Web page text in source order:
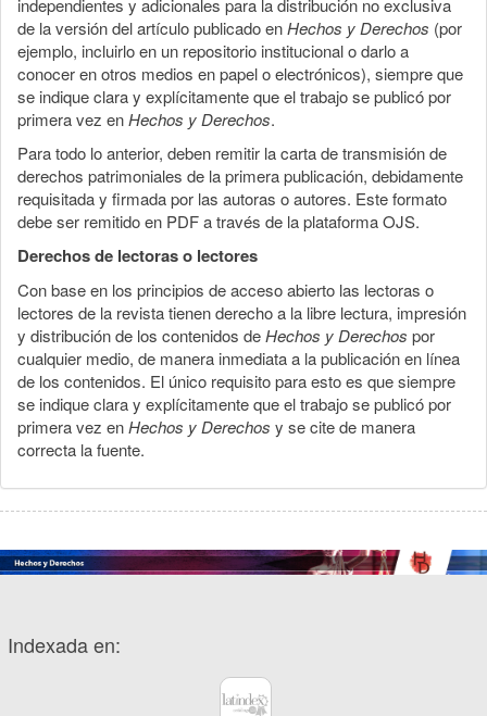
independientes y adicionales para la distribución no exclusiva
de la versión del artículo publicado enHechos y Derechos (por
ejemplo, incluirlo en un repositorio institucional o darlo a
conocer en otros medios en papel o electrónicos), siempre que
se indique clara y explícitamente que el trabajo se publicó por
primera vez enHechos y Derechos.
Para todo lo anterior, deben remitir la carta de transmisión de
derechos patrimoniales de la primera publicación, debidamente
requisitada y firmada por las autoras o autores. Este formato
debe ser remitido en PDF a través de la plataforma OJS.
Derechos de lectoras o lectores
Con base en los principios de acceso abierto las lectoras o
lectores de la revista tienen derecho a la libre lectura, impresión
y distribución de los contenidos deHechos y Derechos por
cualquier medio, de manera inmediata a la publicación en línea
de los contenidos. El único requisito para esto es que siempre
se indique clara y explícitamente que el trabajo se publicó por
primera vez enHechos y Derechos y se cite de manera
correcta la fuente.
Indexada en: